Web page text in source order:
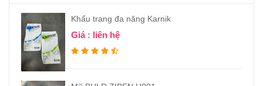
Khẩu trang đa năng Karnik
Giá : liên hệ